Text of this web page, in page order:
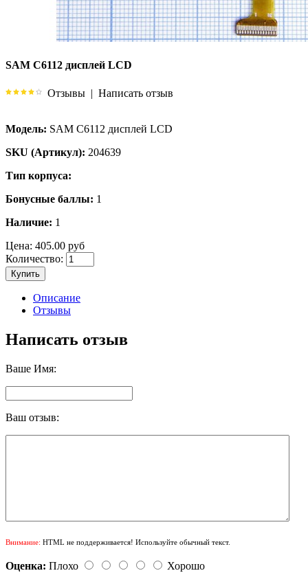
SAM C6112 дисплей LCD
Отзывы | Написать отзыв
Модель: SAM C6112 дисплей LCD
SKU (Артикул): 204639
Тип корпуса:
Бонусные баллы: 1
Наличие: 1
Цена: 405.00 руб
Количество:
Купить
Описание
Отзывы
Написать отзыв
Ваше Имя:
Ваш отзыв:
Внимание: HTML не поддерживается! Используйте обычный текст.
Оценка: Плохо
Хорошо